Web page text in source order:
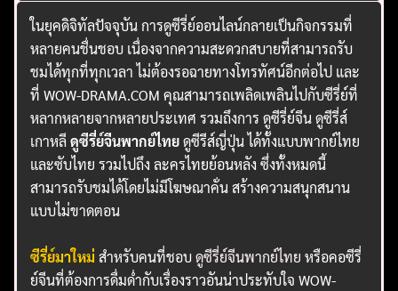
ในยุคดิจิทัลปัจจุบัน การดูซีรี่ย์ออนไลน์กลายเป็นกิจกรรมที่
หลายคนชื่นชอบ เนื่องจากความสะดวกสบายที่สามารถรับ
ชมได้ทุกที่ทุกเวลา ไม่ต้องรอฉายทางโทรทัศน์อีกต่อไป และ
ที่ WOW-DRAMA.COM คุณสามารถเพลิดเพลินไปกับซีรี่ย์ที่
หลากหลายจากหลายประเทศ รวมถึงการ ดูซีรี่ย์จีน ดูซีรี่ส์
เกาหลีดูซีรี่ย์จีนพากย์ไทยดูซีรีส์ญี่ปุ่น ได้ทั้งแบบพากย์ไทย
และซับไทย รวมไปถึง ละครไทยย้อนหลัง ซึ่งทั้งหมดนี้
สามารถรับชมได้โดยไม่มีโฆษณาคั่น สร้างความสนุกสนาน
แบบไม่ขาดตอน
ซีรี่ย์มาใหม่ สำหรับคนที่ชอบดูซีรี่ย์จีนพากย์ไทย หรือคอซีรี่
ย์จีนที่ต้องการดื่มด่ำกับเรื่องราวอันน่าประทับใจ WOW-